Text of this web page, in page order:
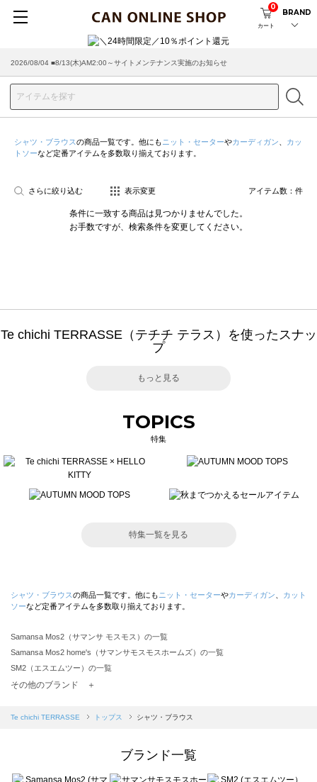
カート
0
BRAND
2026/08/04 ■8/13(木)AM2:00～サイトメンテナンス実施のお知らせ
シャツ・ブラウスの商品一覧です。他にも ニット・セーターやカーディガン
カッ
トソーなど定番アイテムを多数取り揃えております。
さらに絞り込む 表示変更 アイテム数： 件
条件に一致する商品は見つかりませんでした。
お手数ですが、検索条件を変更してください。
Te chichi TERRASSE（テチチ テラス）を使ったスナッ
プ
もっと見る
TOPICS
特集
特集一覧を見る
シャツ・ブラウスの商品一覧です。他にも ニット・セーターやカーディガン
カット
ソーなど定番アイテムを多数取り揃えております。
Samansa Mos2（サマンサ モスモス）の一覧
Samansa Mos2 home's（サマンサモスモスホームズ）の一覧
SM2（エスエムツー）の一覧
TSUHARU by Samansa Mos2（ツハルバイサマンサモスモス）の一覧
Samansa Mos2 blue（サマンサモスモス ブルー）の一覧
Te chichi（テチチ）の一覧
その他のブランド ＋
Te chichi TERRASSE トップス シャツ・ブラウス
ブランド一覧